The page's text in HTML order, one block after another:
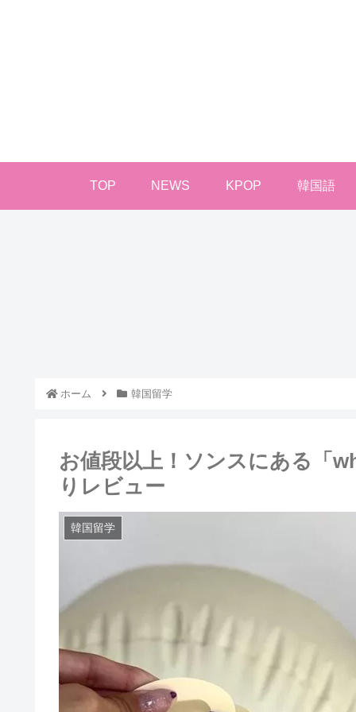
TOP NEWS KPOP 韓国語
ホーム 韓国留学
お値段以上！ソンスにある「
りレビュー
韓国留学